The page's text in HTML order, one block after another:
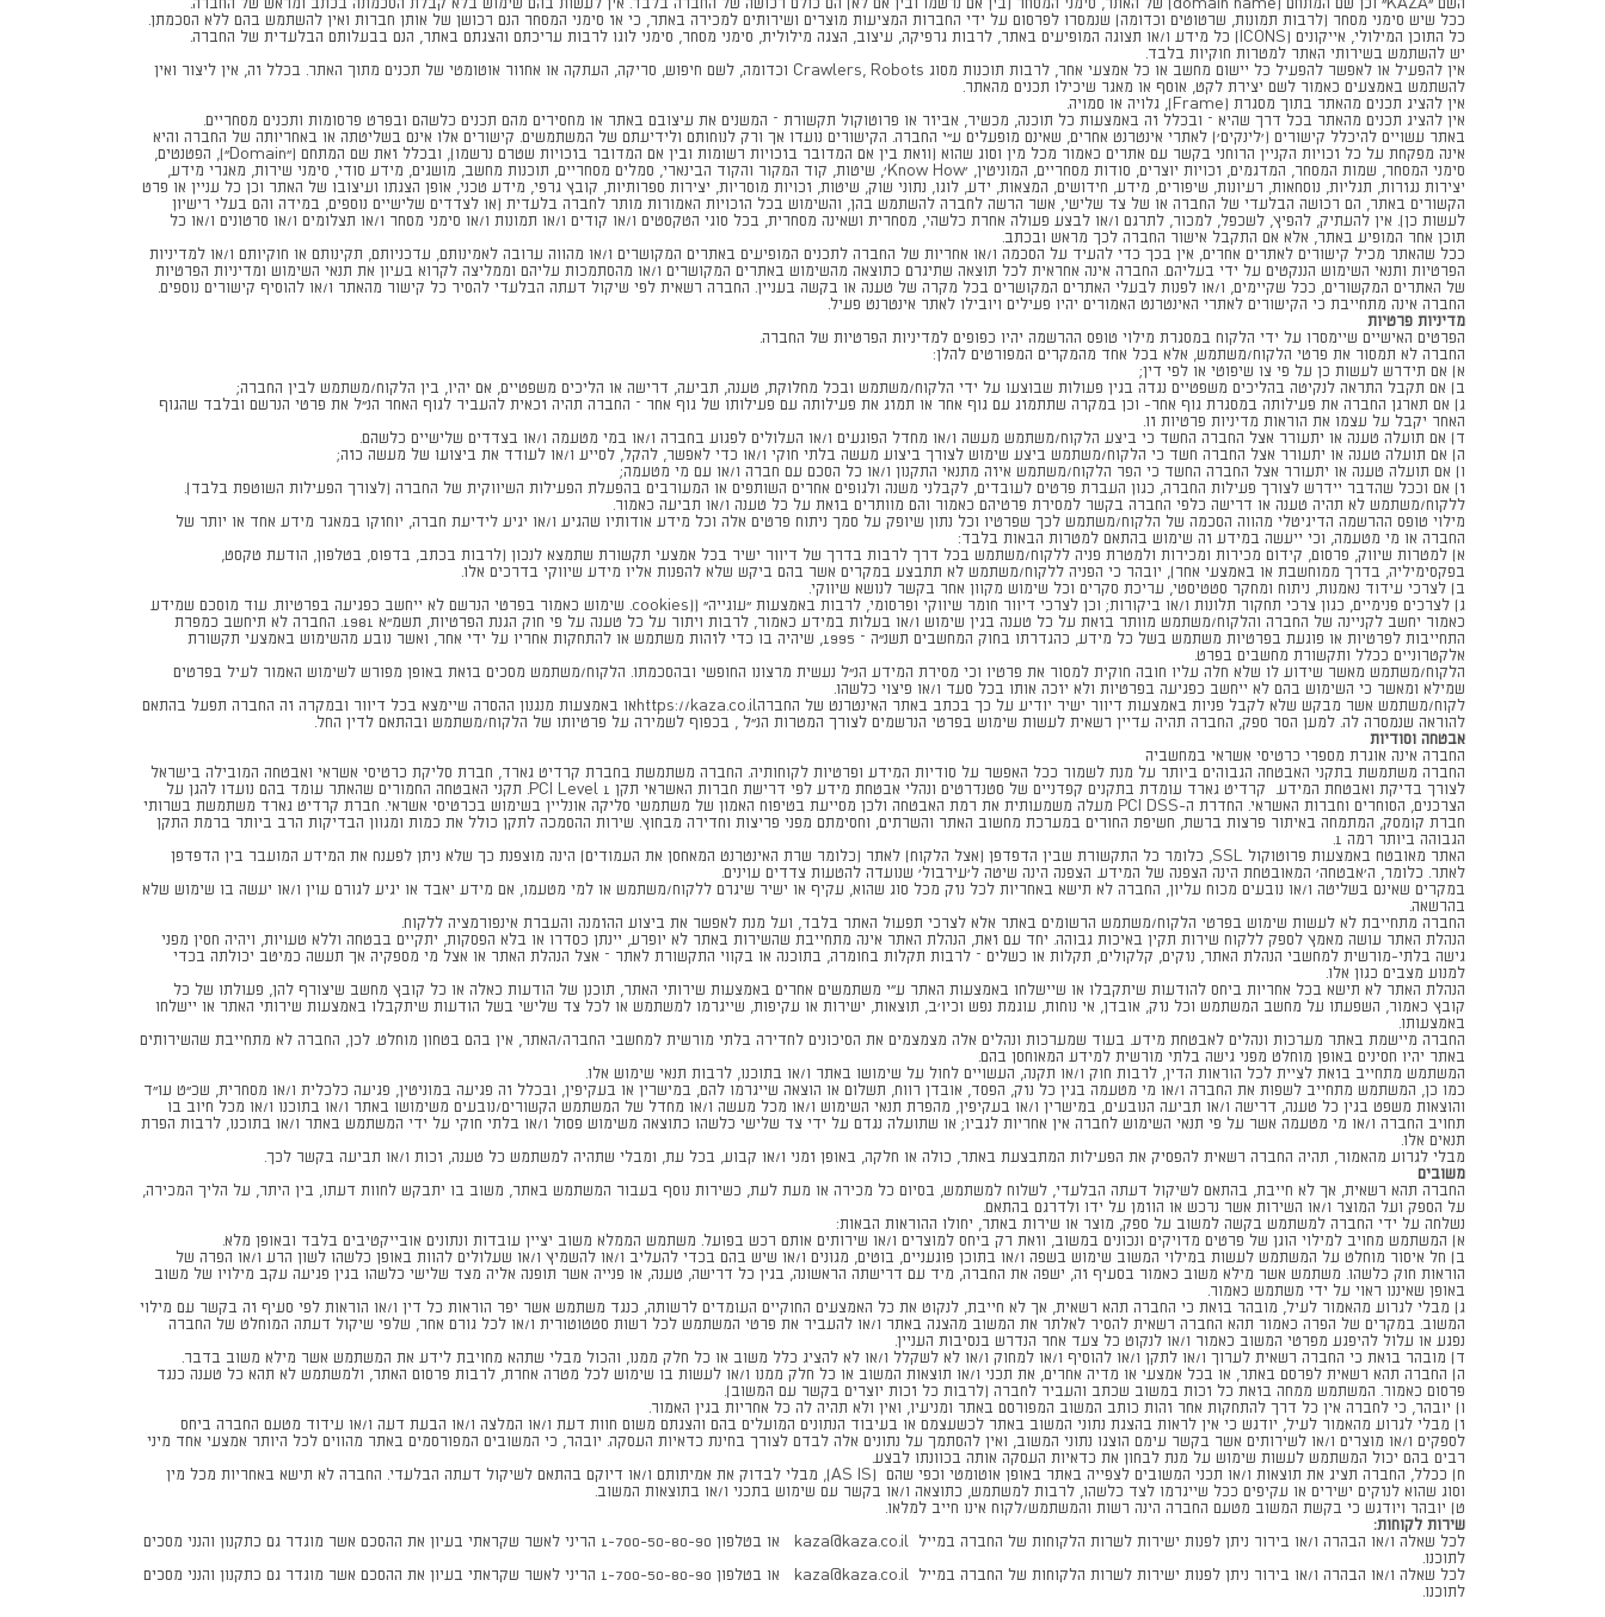
השם "KAZA" וכן שם המתחם (domain name) של האתר, סימני המסחר (בין אם נרשמו ובין אם לא) הם כולם רכושה של החברה בלבד. אין לעשות בהם שימוש בלא קבלת הסכמתה בכתב ומראש של החברה.
ככל שיש סימני מסחר (לרבות תמונות, שרטוטים וכדומה) שנמסרו לפרסום על ידי החברות המציעות מוצרים ושירותים למכירה באתר, כי אז סימני המסחר הנם רכושן של אותן חברות ואין להשתמש בהם ללא הסכמתן.
כל התוכן המילולי, אייקונים (ICONS) כל מידע ו/או תצוגה המופיעים באתר, לרבות גרפיקה, עיצוב, הצגה מילולית, סימני מסחר, סימני לוגו לרבות עריכתם והצגתם באתר, הנם בבעלותם הבלעדית של החברה.
יש להשתמש בשירותי האתר למטרות חוקיות בלבד.
אין להפעיל או לאפשר להפעיל כל יישום מחשב או כל אמצעי אחר, לרבות תוכנות מסוג Crawlers, Robots וכדומה, לשם חיפוש, סריקה, העתקה או אחזור אוטומטי של תכנים מתוך האתר. בכלל זה, אין ליצור ואין
להשתמש באמצעים כאמור לשם יצירת לקט, אוסף או מאגר שיכילו תכנים מהאתר.
אין להציג תכנים מהאתר בתוך מסגרת (Frame), גלויה או סמויה.
אין להציג תכנים מהאתר בכל דרך שהיא – ובכלל זה באמצעות כל תוכנה, מכשיר, אביזר או פרוטוקול תקשורת – המשנים את עיצובם באתר או מחסירים מהם תכנים כלשהם ובפרט פרסומות ותכנים מסחריים.
באתר עשויים להיכלל קישורים ('לינקים') לאתרי אינטרנט אחרים, שאינם מופעלים ע"י החברה. הקישורים נועדו אך ורק לנוחותם ולידיעתם של המשתמשים. קישורים אלו אינם בשליטתה או באחריותה של החברה והיא
אינה מפקחת על כל זכויות הקניין הרוחני בקשר עם אתרים כאמור מכל מין וסוג שהוא (וזאת בין אם המדובר בזכויות רשומות ובין אם המדובר בזכויות שטרם נרשמו), ובכלל זאת שם המתחם ("Domain"), הפטנטים,
סימני המסחר, שמות המסחר, המדגמים, זכויות יוצרים, סודות מסחריים, המוניטין, 'Know How', שיטות, קוד המקור והקוד הבינארי, סמלים מסחריים, תוכנות מחשב, מושגים, מידע סודי, סימני שירות, מאגרי מידע,
יצירות נגזרות, תגליות, נוסחאות, רעיונות, שיפורים, מידע, חידושים, המצאות, ידע, לוגו, נתוני שוק, שיטות, זכויות מוסריות, יצירות ספרותיות, קובץ גרפי, מידע טכני, אופן הצגתו ועיצובו של האתר וכן כל עניין או פרט
הקשורים באתר, הם רכושה הבלעדי של החברה או של צד שלישי, אשר הרשה לחברה להשתמש בהן, והשימוש בכל הזכויות האמורות מותר לחברה בלעדית (או לצדדים שלישיים נוספים, במידה והם בעלי רישיון
לעשות כן). אין להעתיק, להפיץ, לשכפל, למכור, לתרגם ו/או לבצע פעולה אחרת כלשהי, מסחרית ושאינה מסחרית, בכל סוגי הטקסטים ו/או קודים ו/או תמונות ו/או סימני מסחר ו/או תצלומים ו/או סרטונים ו/או כל
תוכן אחר המופיע באתר, אלא אם התקבל אישור החברה לכך מראש ובכתב.
ככל שהאתר מכיל קישורים לאתרים אחרים, אין בכך כדי להעיד על הסכמה ו/או אחריות של החברה לתכנים המופיעים באתרים המקושרים ו/או מהווה ערובה לאמינותם, עדכניותם, תקינותם או חוקיותם ו/או למדיניות
הפרטיות ותנאי השימוש הננקטים על ידי בעליהם. החברה אינה אחראית לכל תוצאה שתיגרם כתוצאה מהשימוש באתרים המקושרים ו/או מהסתמכות עליהם וממליצה לקרוא בעיון את תנאי השימוש ומדיניות הפרטיות
של האתרים המקשורים, ככל שקיימים, ו/או לפנות לבעלי האתרים המקושרים בכל מקרה של טענה או בקשה בעניין. החברה רשאית לפי שיקול דעתה הבלעדי להסיר כל קישור מהאתר ו/או להוסיף קישורים נוספים.
החברה אינה מתחייבת כי הקישורים לאתרי האינטרנט האמורים יהיו פעילים ויובילו לאתר אינטרנט פעיל.
מדיניות פרטיות
הפרטים האישיים שיימסרו על ידי הלקוח במסגרת מילוי טופס ההרשמה יהיו כפופים למדיניות הפרטיות של החברה.
החברה לא תמסור את פרטי הלקוח/משתמש, אלא בכל אחד מהמקרים המפורטים להלן:
א) אם תידרש לעשות כן על פי צו שיפוטי או לפי דין;
ב) אם תקבל התראה לנקיטה בהליכים משפטיים נגדה בגין פעולות שבוצעו על ידי הלקוח/משתמש ובכל מחלוקת, טענה, תביעה, דרישה או הליכים משפטיים, אם יהיו, בין הלקוח/משתמש לבין החברה;
ג) אם תארגן החברה את פעילותה במסגרת גוף אחר- וכן במקרה שתתמזג עם גוף אחר או תמזג את פעילותה עם פעילותו של גוף אחר – החברה תהיה זכאית להעביר לגוף האחר הנ"ל את פרטי הנרשם ובלבד שהגוף
האחר יקבל על עצמו את הוראות מדיניות פרטיות זו.
ד) אם תועלה טענה או יתעורר אצל החברה החשד כי ביצע הלקוח/משתמש מעשה ו/או מחדל הפוגעים ו/או העלולים לפגוע בחברה ו/או במי מטעמה ו/או בצדדים שלישיים כלשהם.
ה) אם תועלה טענה או יתעורר אצל החברה חשד כי הלקוח/משתמש ביצע שימוש לצורך ביצוע מעשה בלתי חוקי ו/או כדי לאפשר, להקל, לסייע ו/או לעודד את ביצועו של מעשה כזה;
ו) אם תועלה טענה או יתעורר אצל החברה החשד כי הפר הלקוח/משתמש איזה מתנאי התקנון ו/או כל הסכם עם חברה ו/או עם מי מטעמה;
ז) אם וככל שהדבר יידרש לצורך פעילות החברה, כגון העברת פרטים לעובדים, לקבלני משנה ולגופים אחרים השותפים או המעורבים בהפעלת הפעילות השיווקית של החברה (לצורך הפעילות השוטפת בלבד).
ללקוח/משתמש לא תהיה טענה או דרישה כלפי החברה בקשר למסירת פרטיהם כאמור והם מוותרים בזאת על כל טענה ו/או תביעה כאמור.
מילוי טופס ההרשמה הדיגיטלי מהווה הסכמה של הלקוח/משתמש לכך שפרטיו וכל נתון שיופק על סמך ניתוח פרטים אלה וכל מידע אודותיו שהגיע ו/או יגיע לידיעת חברה, יוחזקו במאגר מידע אחד או יותר של
החברה או מי מטעמה, וכי ייעשה במידע זה שימוש בהתאם למטרות הבאות בלבד:
א) למטרות שיווק, פרסום, קידום מכירות ומכירות ולמטרת פניה ללקוח/משתמש בכל דרך לרבות בדרך של דיוור ישיר בכל אמצעי תקשורת שתמצא לנכון (לרבות בכתב, בדפוס, בטלפון, הודעת טקסט,
בפקסימיליה, בדרך ממוחשבת או באמצעי אחר), יובהר כי הפניה ללקוח/משתמש לא תתבצע במקרים אשר בהם ביקש שלא להפנות אליו מידע שיווקי בדרכים אלו.
ב) לצרכי עידוד נאמנות, ניתוח ומחקר סטטיסטי, עריכת סקרים וכל שימוש מקוון אחר בקשר לנושא שיווקי.
ג) לצרכים פנימיים, כגון צרכי תחקור תלונות ו/או ביקורות; וכן לצרכי דיוור חומר שיווקי ופרסומי, לרבות באמצעות "עוגייה" ((cookies. שימוש כאמור בפרטי הנרשם לא ייחשב כפגיעה בפרטיות. עוד מוסכם שמידע
כאמור יחשב לקניינה של החברה והלקוח/משתמש מוותר בזאת על כל טענה בגין שימוש ו/או בעלות במידע כאמור, לרבות ויתור על כל טענה על פי חוק הגנת הפרטיות, תשמ"א 1981. החברה לא תיחשב כמפרת
התחייבות לפרטיות או פוגעת בפרטיות משתמש בשל כל מידע, כהגדרתו בחוק המחשבים תשנ"ה – 1995, שיהיה בו כדי לזהות משתמש או להתחקות אחריו על ידי אחר, ואשר נובע מהשימוש באמצעי תקשורת
אלקטרוניים ככלל ותקשורת מחשבים בפרט.
הלקוח/משתמש מאשר שידוע לו שלא חלה עליו חובה חוקית למסור את פרטיו וכי מסירת המידע הנ"ל נעשית מרצונו החופשי ובהסכמתו. הלקוח/משתמש מסכים בזאת באופן מפורש לשימוש האמור לעיל בפרטים
שמילא ומאשר כי השימוש בהם לא ייחשב כפגיעה בפרטיות ולא יזכה אותו בכל סעד ו/או פיצוי כלשהו.
לקוח/משתמש אשר מבקש שלא לקבל פניות באמצעות דיוור ישיר יודיע על כך בכתב באתר האינטרנט של החברהhttps://kaza.co.ilאו באמצעות מנגנון ההסרה שיימצא בכל דיוור ובמקרה זה החברה תפעל בהתאם
להוראה שנמסרה לה. למען הסר ספק, החברה תהיה עדיין רשאית לעשות שימוש בפרטי הנרשמים לצורך המטרות הנ"ל , בכפוף לשמירה על פרטיותו של הלקוח/משתמש ובהתאם לדין החל.
אבטחה וסודיות
החברה אינה אוגרת מספרי כרטיסי אשראי במחשביה
החברה משתמשת בתקני האבטחה הגבוהים ביותר על מנת לשמור ככל האפשר על סודיות המידע ופרטיות לקוחותיה. החברה משתמשת בחברת קרדיט גארד, חברת סליקת כרטיסי אשראי ואבטחה המובילה בישראל
לצורך בדיקת ואבטחת המידע. קרדיט גארד עומדת בתקנים קפדניים של סטנדרטים ונהלי אבטחת מידע לפי דרישת חברות האשראי תקן PCI Level 1. תקני האבטחה החמורים שהאתר עומד בהם נועדו להגן על
הצרכנים, הסוחרים וחברות האשראי. החדרת ה-PCI DSS מעלה משמעותית את רמת האבטחה ולכן מסייעת בטיפוח האמון של משתמשי סליקה אונליין בשימוש בכרטיסי אשראי. חברת קרדיט גארד משתמשת בשרותי
חברת קומסק, המתמחה באיתור פרצות ברשת, חשיפת החורים במערכת מחשוב האתר והשרתים, וחסימתם מפני פריצות וחדירה מבחוץ. שירות ההסמכה לתקן כולל את כמות ומגוון הבדיקות הרב ביותר ברמת התקן
הגבוהה ביותר רמה 1.
האתר מאובטח באמצעות פרוטוקול SSL, כלומר כל התקשורת שבין הדפדפן (אצל הלקוח) לאתר (כלומר שרת האינטרנט המאחסן את העמודים) הינה מוצפנת כך שלא ניתן לפענח את המידע המועבר בין הדפדפן
לאתר. כלומר, ה'אבטחה' המאובטחת הינה הצפנה של המידע. הצפנה הינה שיטה ל'עירבול' שנועדה להטעות צדדים עוינים.
במקרים שאינם בשליטה ו/או נובעים מכוח עליון, החברה לא תישא באחריות לכל נזק מכל סוג שהוא, עקיף או ישיר שיגרם ללקוח/משתמש או למי מטעמו, אם מידע יאבד או יגיע לגורם עוין ו/או יעשה בו שימוש שלא
בהרשאה.
החברה מתחייבת לא לעשות שימוש בפרטי הלקוח/משתמש הרשומים באתר אלא לצרכי תפעול האתר בלבד, ועל מנת לאפשר את ביצוע ההזמנה והעברת אינפורמציה ללקוח.
הנהלת האתר עושה מאמץ לספק ללקוח שירות תקין באיכות גבוהה. יחד עם זאת, הנהלת האתר אינה מתחייבת שהשירות באתר לא יופרע, יינתן כסדרו או בלא הפסקות, יתקיים בבטחה וללא טעויות, ויהיה חסין מפני
גישה בלתי-מורשית למחשבי הנהלת האתר, נזקים, קלקולים, תקלות או כשלים – לרבות תקלות בחומרה, בתוכנה או בקווי התקשורת לאתר – אצל הנהלת האתר או אצל מי מספקיה אך תעשה כמיטב יכולתה בכדי
למנוע מצבים כגון אלו.
הנהלת האתר לא תישא בכל אחריות ביחס להודעות שיתקבלו או שיישלחו באמצעות האתר ע״י משתמשים אחרים באמצעות שירותי האתר, תוכנן של הודעות כאלה או כל קובץ מחשב שיצורף להן, פעולתו של כל
קובץ כאמור, השפעתו על מחשב המשתמש וכל נזק, אובדן, אי נוחות, עוגמת נפש וכיו'ב, תוצאות, ישירות או עקיפות, שייגרמו למשתמש או לכל צד שלישי בשל הודעות שיתקבלו באמצעות שירותי האתר או יישלחו
באמצעותו.
החברה מיישמת באתר מערכות ונהלים לאבטחת מידע. בעוד שמערכות ונהלים אלה מצמצמים את הסיכונים לחדירה בלתי מורשית למחשבי החברה/האתר, אין בהם בטחון מוחלט. לכן, החברה לא מתחייבת שהשירותים
באתר יהיו חסינים באופן מוחלט מפני גישה בלתי מורשית למידע המאוחסן בהם.
המשתמש מתחייב בזאת לציית לכל הוראות הדין, לרבות חוק ו/או תקנה, העשויים לחול על שימושו באתר ו/או בתוכנו, לרבות תנאי שימוש אלו.
כמו כן, המשתמש מתחייב לשפות את החברה ו/או מי מטעמה בגין כל נזק, הפסד, אובדן רווח, תשלום או הוצאה שייגרמו להם, במישרין או בעקיפין, ובכלל זה פגיעה במוניטין, פגיעה כלכלית ו/או מסחרית, שכ"ט עו"ד
והוצאות משפט בגין כל טענה, דרישה ו/או תביעה הנובעים, במישרין ו/או בעקיפין, מהפרת תנאי השימוש ו/או מכל מעשה ו/או מחדל של המשתמש הקשורים/נובעים משימושו באתר ו/או בתוכנו ו/או מכל חיוב בו
תחויב החברה ו/או מי מטעמה אשר על פי תנאי השימוש לחברה אין אחריות לגביו; או שתועלה נגדם על ידי צד שלישי כלשהו כתוצאה משימוש פסול ו/או בלתי חוקי על ידי המשתמש באתר ו/או בתוכנו, לרבות הפרת
תנאים אלו.
מבלי לגרוע מהאמור, תהיה החברה רשאית להפסיק את הפעילות המתבצעת באתר, כולה או חלקה, באופן זמני ו/או קבוע, בכל עת, ומבלי שתהיה למשתמש כל טענה, זכות ו/או תביעה בקשר לכך.
משובים
החברה תהא רשאית, אך לא חייבת, בהתאם לשיקול דעתה הבלעדי, לשלוח למשתמש, בסיום כל מכירה או מעת לעת, כשירות נוסף בעבור המשתמש באתר, משוב בו יתבקש לחוות דעתו, בין היתר, על הליך המכירה,
על הספק ועל המוצר ו/או השירות אשר נרכש או הוזמן על ידו ולדרגם בהתאם.
נשלחה על ידי החברה למשתמש בקשה למשוב על ספק, מוצר או שירות באתר, יחולו ההוראות הבאות:
א) המשתמש מחויב למילוי הוגן של פרטים מדויקים ונכונים במשוב, וזאת רק ביחס למוצרים ו/או שירותים אותם רכש בפועל. משתמש הממלא משוב יציין עובדות ונתונים אובייקטיבים בלבד ובאופן מלא.
ב) חל איסור מוחלט על המשתמש לעשות במילוי המשוב שימוש בשפה ו/או בתוכן פוגעניים, בוטים, מגונים ו/או שיש בהם בכדי להעליב ו/או להשמיץ ו/או שעלולים להוות באופן כלשהו לשון הרע ו/או הפרה של
הוראות חוק כלשהו. משתמש אשר מילא משוב כאמור בסעיף זה, ישפה את החברה, מיד עם דרישתה הראשונה, בגין כל דרישה, טענה, או פנייה אשר תופנה אליה מצד שלישי כלשהו בגין פגיעה עקב מילויו של משוב
באופן שאיננו ראוי על ידי משתמש כאמור.
ג) מבלי לגרוע מהאמור לעיל, מובהר בזאת כי החברה תהא רשאית, אך לא חייבת, לנקוט את כל האמצעים החוקיים העומדים לרשותה, כנגד משתמש אשר יפר הוראות כל דין ו/או הוראות לפי סעיף זה בקשר עם מילוי
המשוב. במקרים של הפרה כאמור תהא החברה רשאית להסיר לאלתר את המשוב מהצגה באתר ו/או להעביר את פרטי המשתמש לכל רשות סטטוטורית ו/או לכל גורם אחר, שלפי שיקול דעתה המוחלט של החברה
נפגע או עלול להיפגע מפרטי המשוב כאמור ו/או לנקוט כל צעד אחר הנדרש בנסיבות העניין.
ד) מובהר בזאת כי החברה רשאית לערוך ו/או לתקן ו/או להוסיף ו/או למחוק ו/או לא לשקלל ו/או לא להציג כלל משוב או כל חלק ממנו, והכול מבלי שתהא מחויבת לידע את המשתמש אשר מילא משוב בדבר.
ה) החברה תהא רשאית לפרסם באתר, או בכל אמצעי או מדיה אחרים, את תכני ו/או תוצאות המשוב או כל חלק ממנו ו/או לעשות בו שימוש לכל מטרה אחרת, לרבות פרסום האתר, ולמשתמש לא תהא כל טענה כנגד
פרסום כאמור. המשתמש ממחה בזאת כל זכות במשוב שכתב והעביר לחברה (לרבות כל זכות יוצרים בקשר עם המשוב).
ו) יובהר, כי לחברה אין כל דרך להתחקות אחר זהות כותב המשוב המפורסם באתר ומניעיו, ואין ולא תהיה לה כל אחריות בגין האמור.
ז) מבלי לגרוע מהאמור לעיל, יודגש כי אין לראות בהצגת נתוני המשוב באתר לכשעצמם או בעיבוד הנתונים המועלים בהם והצגתם משום חוות דעת ו/או המלצה ו/או הבעת דעה ו/או עידוד מטעם החברה ביחס
לספקים ו/או מוצרים ו/או לשירותים אשר בקשר עימם הוצגו נתוני המשוב, ואין להסתמך על נתונים אלה לבדם לצורך בחינת כדאיות העסקה. יובהר, כי המשובים המפורסמים באתר מהווים לכל היותר אמצעי אחד מיני
רבים בהם יכול המשתמש לעשות שימוש על מנת לבחון את כדאיות העסקה אותה בכוונתו לבצע.
ח) ככלל, החברה תציג את תוצאות ו/או תכני המשובים לצפייה באתר באופן אוטומטי וכפי שהם (AS IS), מבלי לבדוק את אמיתותם ו/או דיוקם בהתאם לשיקול דעתה הבלעדי. החברה לא תישא באחריות מכל מין
וסוג שהוא לנזקים ישירים או עקיפים ככל שייגרמו לצד כלשהו, לרבות למשתמש, כתוצאה ו/או בקשר עם שימוש בתכני ו/או בתוצאות המשוב.
ט) יובהר ויודגש כי בקשת המשוב מטעם החברה הינה רשות והמשתמש/לקוח אינו חייב למלאו.
שירות לקוחות:
לכל שאלה ו/או הבהרה ו/או בירור ניתן לפנות ישירות לשרות הלקוחות של החברה במייל kaza@kaza.co.il או בטלפון 1-700-50-80-90 הריני לאשר שקראתי בעיון את ההסכם אשר מוגדר גם כתקנון והנני מסכים
לתוכנו.
לכל שאלה ו/או הבהרה ו/או בירור ניתן לפנות ישירות לשרות הלקוחות של החברה במייל kaza@kaza.co.il או בטלפון
1-700-50-80-90 הריני לאשר שקראתי בעיון את ההסכם אשר מוגדר גם כתקנון והנני מסכים
לתוכנו.